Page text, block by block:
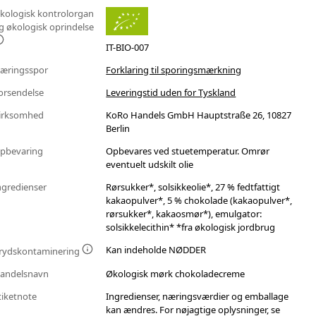
kontrolorgan
økologisk oprindelse
IT-BIO-007
Forklaring til sporingsmærkning
Leveringstid uden for Tyskland
KoRo Handels GmbH Hauptstraße 26, 10827
Berlin
Opbevares ved stuetemperatur. Omrør
eventuelt udskilt olie
Rørsukker*, solsikkeolie*, 27 % fedtfattigt
kakaopulver*, 5 % chokolade (kakaopulver*,
rørsukker*, kakaosmør*), emulgator:
solsikkelecithin* *fra økologisk jordbrug
Kan indeholde NØDDER
Økologisk mørk chokoladecreme
Ingredienser, næringsværdier og emballage
kan ændres. For nøjagtige oplysninger, se